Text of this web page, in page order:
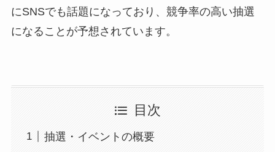
にSNSでも話題になっており、競争率の高い抽選
になることが予想されています。
目次
抽選・イベントの概要